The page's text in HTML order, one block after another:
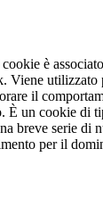
è
Viene utilizzato
il
È un cookie di
breve serie di
per il